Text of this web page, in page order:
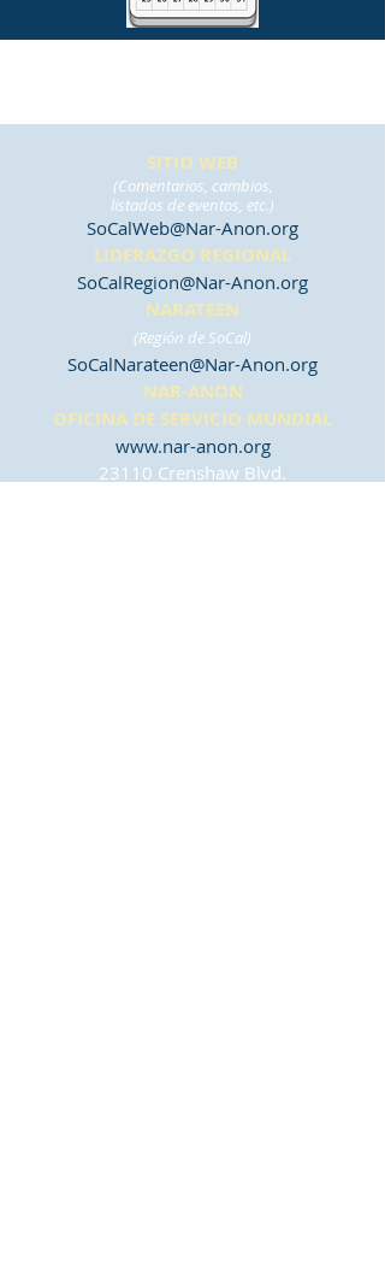
SITIO WEB
(Comentarios, cambios,
listados de eventos, etc.)
SoCalWeb@Nar-Anon.org
LIDERAZGO REGIONAL
SoCalRegion@Nar-Anon.org
NARATEEN
(Región de SoCal)
SoCalNarateen@Nar-Anon.org
NAR-ANON
OFICINA DE SERVICIO MUNDIAL
www.nar-anon.org
23110 Crenshaw Blvd.